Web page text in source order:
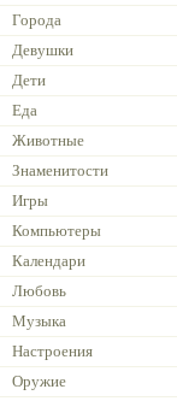
Города
Девушки
Дети
Еда
Животные
Знаменитости
Игры
Компьютеры
Календари
Любовь
Музыка
Настроения
Оружие